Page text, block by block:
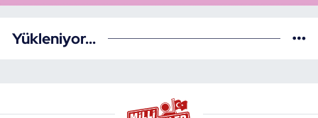
Yükleniyor...